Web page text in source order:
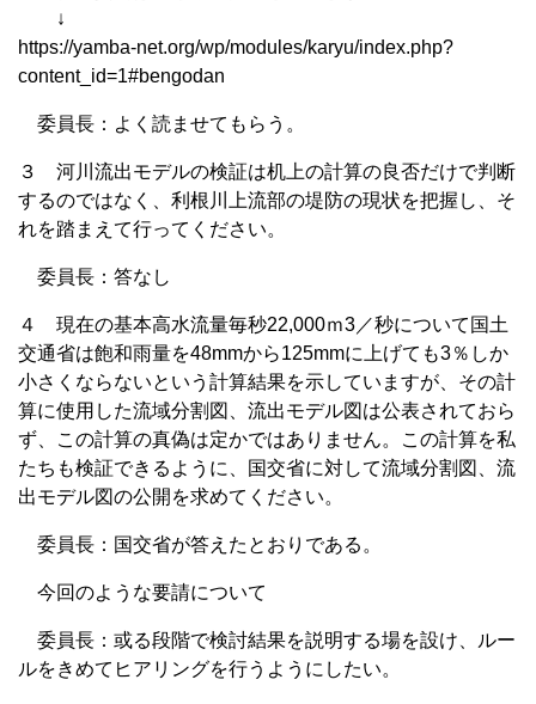
↓
https://yamba-net.org/wp/modules/karyu/index.php?
content_id=1#bengodan
委員長：よく読ませてもらう。
３ 河川流出モデルの検証は机上の計算の良否だけで判断
するのではなく、利根川上流部の堤防の現状を把握し、そ
れを踏まえて行ってください。
委員長：答なし
４ 現在の基本高水流量毎秒22,000ｍ3／秒について国土
交通省は飽和雨量を48mmから125mmに上げても3％しか
小さくならないという計算結果を示していますが、その計
算に使用した流域分割図、流出モデル図は公表されておら
ず、この計算の真偽は定かではありません。この計算を私
たちも検証できるように、国交省に対して流域分割図、流
出モデル図の公開を求めてください。
委員長：国交省が答えたとおりである。
今回のような要請について
委員長：或る段階で検討結果を説明する場を設け、ルー
ルをきめてヒアリングを行うようにしたい。